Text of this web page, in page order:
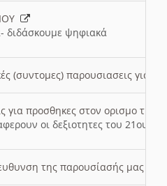
διδάσκουμε ψηφιακά
(συντομες) παρουσιασεις για
για προσθηκες στον ορισμο
οι δεξιοτητες του 21ου
της παρουσίασής μας